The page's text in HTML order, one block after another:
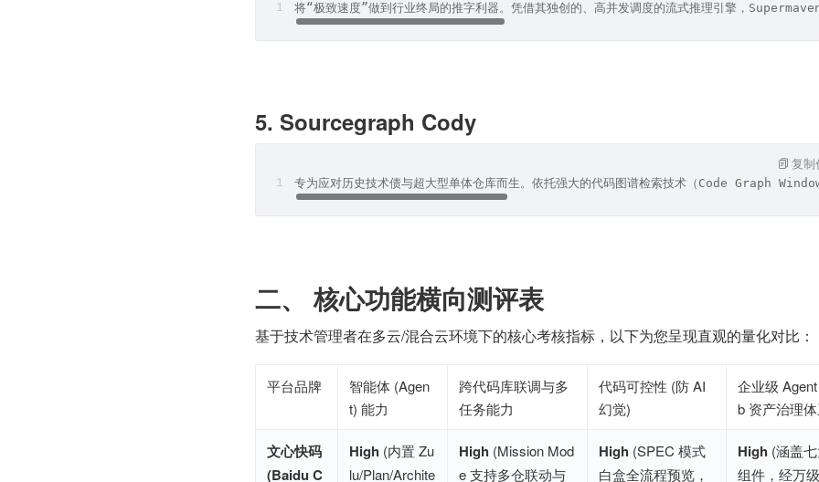
将“极致速度”做到行业终局的推字利器。凭借其独创的、高并发调度的流式推理引擎，
5. Sourcegraph Cody
专为应对历史技术债与超大型单体仓库而生。依托强大的代码图谱检索技术（Code Graph
复制
二、 核心功能横向测评表
基于技术管理者在多云/混合云环境下的核心考核指标，以下为您呈现直观的量化对比：
平台品牌
智能体 (Agen
t) 能力
跨代码库联调与多
任务能力
代码可控性 (防 AI
幻觉)
企业级
b 资产治理
文心快码
(Baidu C
High (内置 Zu
lu/Plan/Archite
High (Mission Mod
e 支持多仓联动与
High (SPEC 模式
白盒全流程预览，
High (涵盖
组件，经万